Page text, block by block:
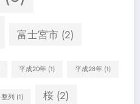
富士宮市(2)
平成20年 (1) 平成28年(1)
整列 (1) 桜(2)